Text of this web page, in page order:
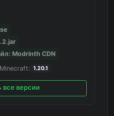
Modrinth CDN
1.20.1
все версии